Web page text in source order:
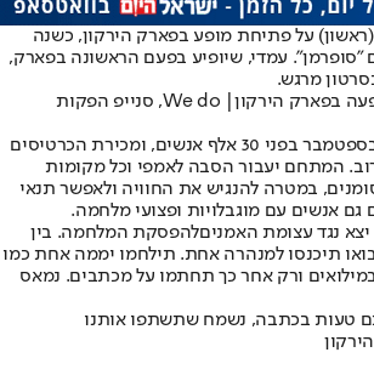
(ראשון) על פתיחת מופע בפארק הירקון, כשנה
"סופרמן". עמדי, שיופיע בפעם הראשונה בפארק,
מרגש.
עידן עמדי מכריז על הופעה בפארק הירקון| We do, סנייפ הפקות
ההופעה תתקיים ב-9 בספטמבר בפני 30 אלף אנשים, ומכירת הכרטיסים
המתחם יעבור הסבה לאמפי וכל מקומות
במטרה להנגיש את החוויה ולאפשר תנאי
גם אנשים עם מוגבלויות ופצועי מלחמה.
יצא נגד עצומת האמניםלהפסקת המלחמה. בין
תיכנסו למנהרה אחת. תילחמו יממה אחת כמו
ורק אחר כך תחתמו על מכתבים. נמאס
טעות בכתבה, נשמח שתשתפו אותנו